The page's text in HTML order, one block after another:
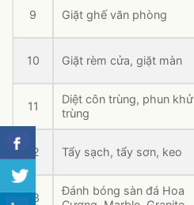
9 Giặt ghế văn phòng
10 Giặt rèm cửa, giặt màn
11
Diệt côn trùng, phun khử
trùng
12 Tẩy sạch, tẩy sơn, keo
13
Đánh bóng sàn đá Hoa